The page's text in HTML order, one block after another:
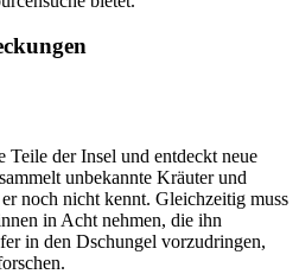
Teile der Insel und entdeckt neue
unbekannte Kräuter und
noch nicht kennt. Gleichzeitig muss
in Acht nehmen, die ihn
in den Dschungel vorzudringen,